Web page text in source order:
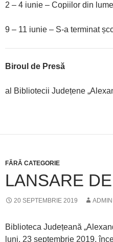
2 – 4 iunie – Copiilor din
9 – 11 iunie – S-a terminat
Biroul de Presă
al Bibliotecii Județene
FĂRĂ CATEGORIE
LANSARE
20 SEPTEMBRIE 2019 ADMIN
Biblioteca Județeană
luni, 23 septembrie 2019,